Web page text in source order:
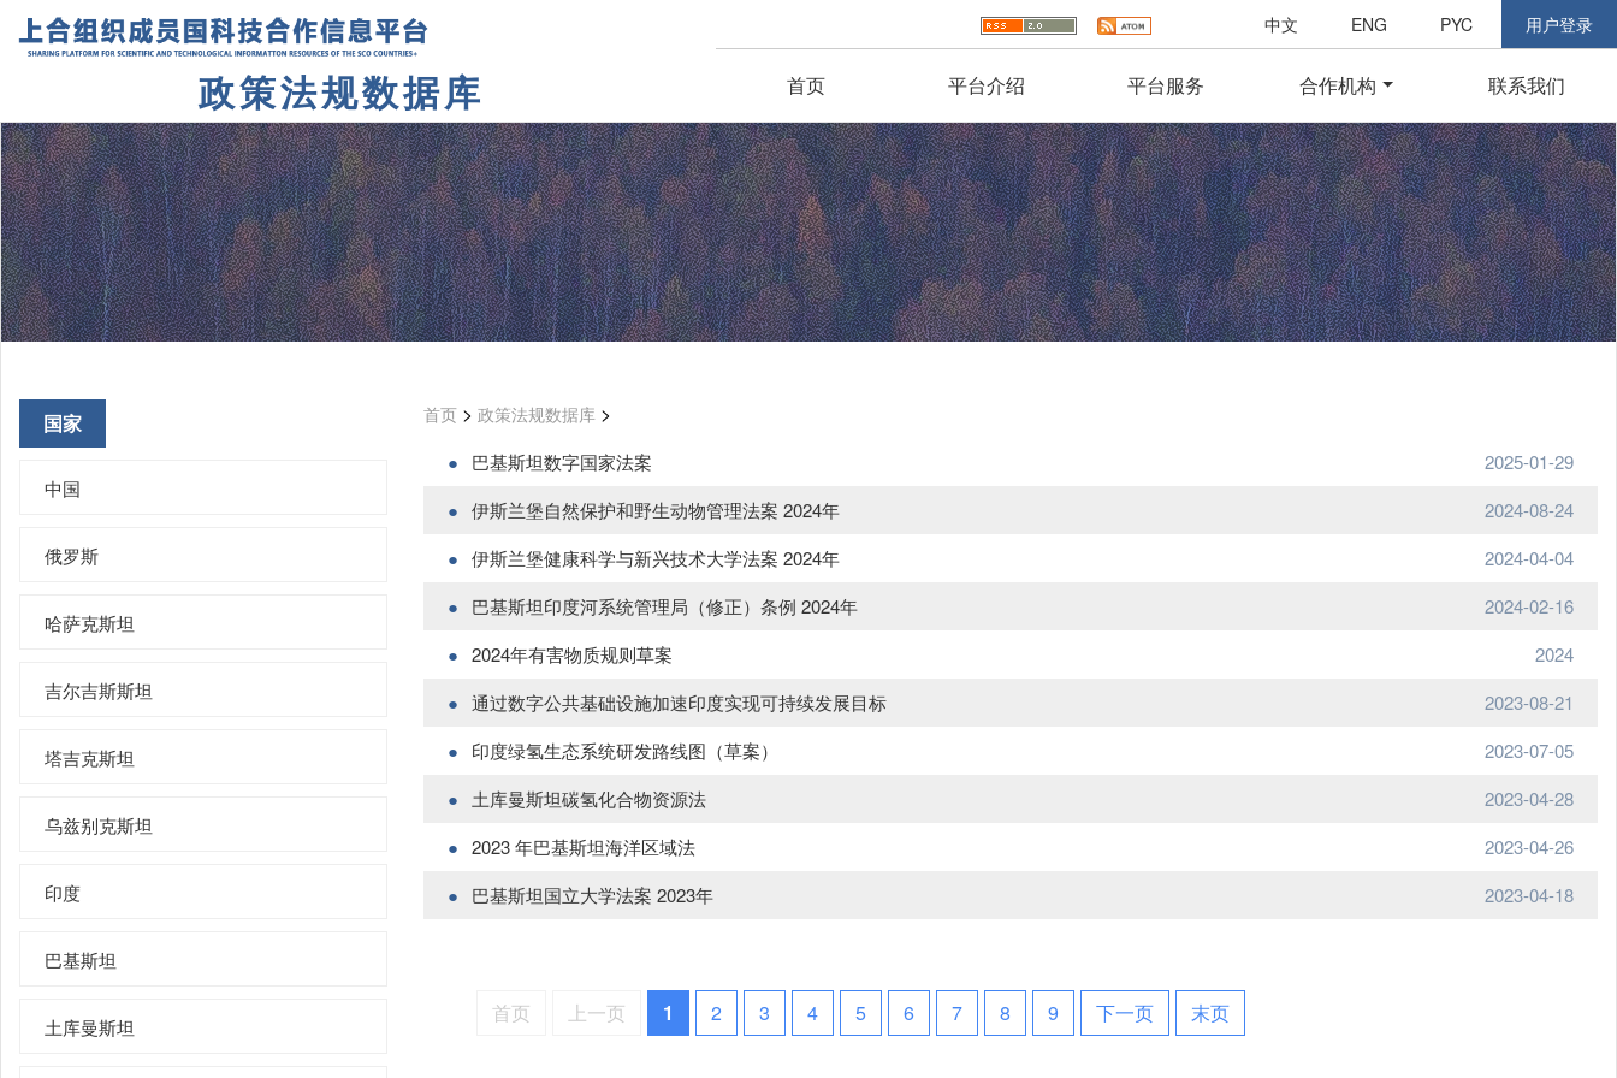
政策法规数据库
中文 ENG PYC 用户登录
首页 平台介绍 平台服务 合作机构 联系我们
国家
中国
俄罗斯
哈萨克斯坦
吉尔吉斯斯坦
塔吉克斯坦
乌兹别克斯坦
印度
巴基斯坦
土库曼斯坦
首页> 政策法规数据库>
巴基斯坦数字国家法案
2025-01-29
伊斯兰堡自然保护和野生动物管理法案 2024年
2024-08-24
伊斯兰堡健康科学与新兴技术大学法案 2024年
2024-04-04
巴基斯坦印度河系统管理局（修正）条例 2024年
2024-02-16
2024年有害物质规则草案
2024
通过数字公共基础设施加速印度实现可持续发展目标
2023-08-21
印度绿氢生态系统研发路线图（草案）
2023-07-05
土库曼斯坦碳氢化合物资源法
2023-04-28
2023 年巴基斯坦海洋区域法
2023-04-26
巴基斯坦国立大学法案 2023年
2023-04-18
首页 上一页 1 2 3 4 5 6 7 8 9 下一页 末页